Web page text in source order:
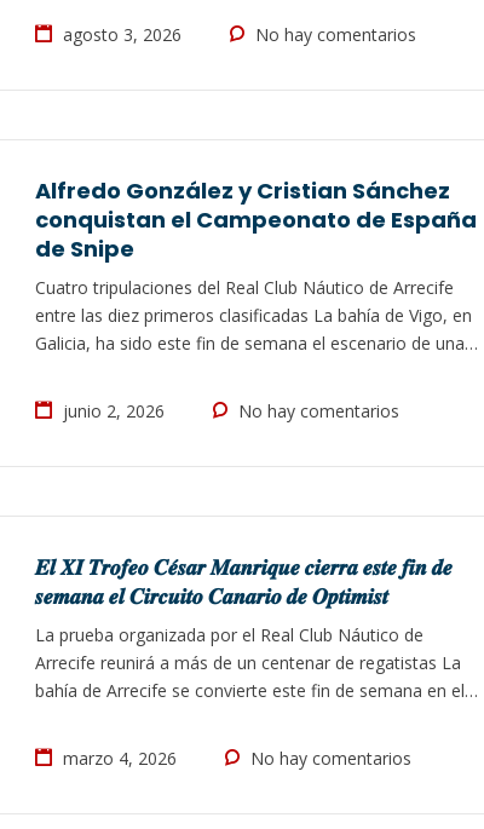
complicadas condiciones de viento, con continuos
cambios de dirección y que solo permitió la…
agosto 3, 2026 No hay comentarios
Alfredo González y Cristian Sánchez
conquistan el Campeonato de España
de Snipe
Cuatro tripulaciones del Real Club Náutico de Arrecife
entre las diez primeros clasificadas La bahía de Vigo, en
Galicia, ha sido este fin de semana el escenario de una
competición que ha contado con una amplia
representación de regatistas del Real Club Náutico de
junio 2, 2026 No hay comentarios
𝑬𝒍 𝑿𝑰 𝑻𝒓𝒐𝒇𝒆𝒐 𝑪𝒆́𝒔𝒂𝒓 𝑴𝒂𝒏𝒓𝒊𝒒𝒖𝒆 𝒄𝒊𝒆𝒓𝒓𝒂 𝒆𝒔𝒕𝒆 𝒇𝒊𝒏 𝒅𝒆
𝒔𝒆𝒎𝒂𝒏𝒂 𝒆𝒍 𝑪𝒊𝒓𝒄𝒖𝒊𝒕𝒐 𝑪𝒂𝒏𝒂𝒓𝒊𝒐 𝒅𝒆 𝑶𝒑𝒕𝒊𝒎𝒊𝒔𝒕
La prueba organizada por el Real Club Náutico de
Arrecife reunirá a más de un centenar de regatistas La
bahía de Arrecife se convierte este fin de semana en el
undécima edición del Trofeo César Manrique y con la que
se cierra el Circuito…
marzo 4, 2026 No hay comentarios